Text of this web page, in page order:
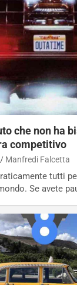
che non ha
competitivo
Manfredi Falcetta
tutti
Se avete